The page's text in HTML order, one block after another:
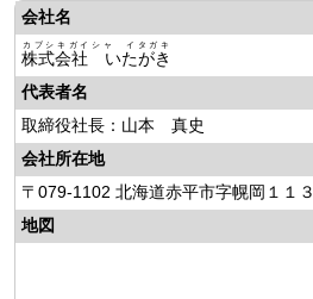
会社名
株式会社 いたがき
カブシキガイシャ イタガキ
代表者名
取締役社長：山本 真史
会社所在地
〒079-1102 北海道赤平市字幌岡１１３
地図